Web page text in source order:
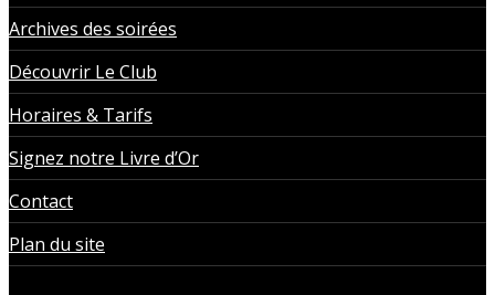
Archives des soirées
Découvrir Le Club
Horaires & Tarifs
Signez notre Livre d’Or
Contact
Plan du site